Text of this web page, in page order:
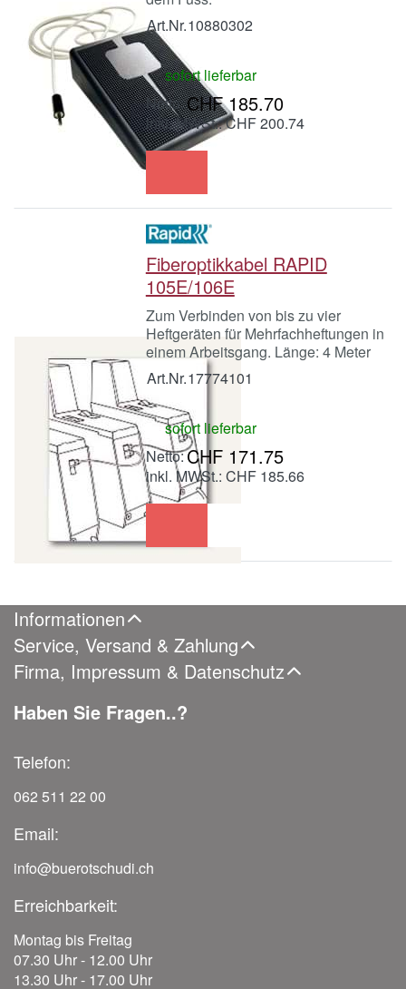
Art.Nr.10880302
sofort lieferbar
CHF 185.70
inkl. MWSt.: CHF 200.74
Fiberoptikkabel RAPID
105E/106E
Zum Verbinden von bis zu vier
Heftgeräten für Mehrfachheftungen in
einem Arbeitsgang. Länge: 4 Meter
Art.Nr.17774101
sofort lieferbar
CHF 171.75
inkl. MWSt.: CHF 185.66
Informationen
Service, Versand & Zahlung
Firma, Impressum & Datenschutz
Haben Sie Fragen..?
Telefon:
062 511 22 00
Email:
info@buerotschudi.ch
Erreichbarkeit:
Montag bis Freitag
07.30 Uhr - 12.00 Uhr
13.30 Uhr - 17.00 Uhr